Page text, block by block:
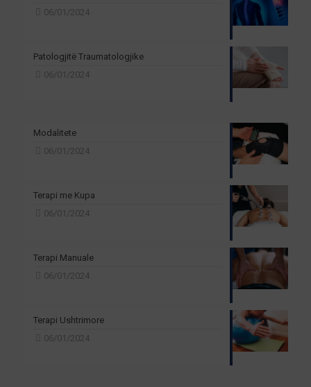
06/01/2024
Patologjitë Traumatologjike
06/01/2024
Modalitete
06/01/2024
Terapi me Kupa
06/01/2024
Terapi Manuale
06/01/2024
Terapi Ushtrimore
06/01/2024